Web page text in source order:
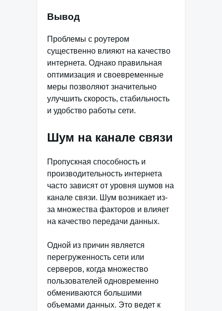
Вывод
Проблемы с роутером
существенно влияют на качество
интернета. Однако правильная
оптимизация и своевременные
меры позволяют значительно
улучшить скорость, стабильность
и удобство работы сети.
Шум на канале связи
Пропускная способность и
производительность интернета
часто зависят от уровня шумов на
канале связи. Шум возникает из-
за множества факторов и влияет
на качество передачи данных.
Одной из причин является
перегруженность сети или
серверов, когда множество
пользователей одновременно
обмениваются большими
объемами данных. Это ведет к